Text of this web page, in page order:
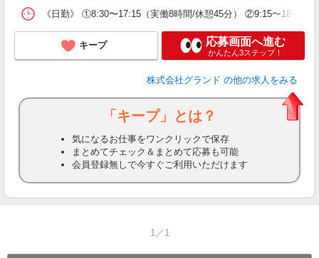
《日勤》 ①8:30〜17:15（実働8時間/休憩45分） ②9:15〜18:00
キープ 応募画面へ進む
かんたん3ステップ！
株式会社グランド の他の求人をみる
「キープ」とは？
気になるお仕事をワンクリックで保存
まとめてチェック＆まとめて応募も可能
会員登録無しで今すぐご利用いただけます
1／1